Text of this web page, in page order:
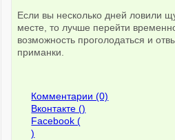
Если вы несколько дней ловили
месте, то лучше перейти
возможность проголодаться и
приманки.
Комментарии (0)
Вконтакте ()
Facebook (
)